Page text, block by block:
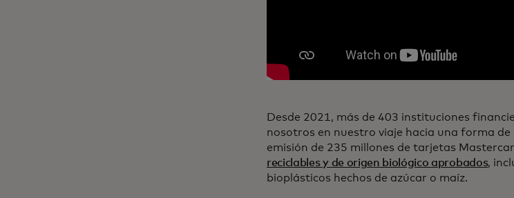
Desde 2021, más de 403 instituciones
nosotros en nuestro viaje hacia una forma
emisión de 235 millones de tarjetas
reciclables y de origen biológico aprobados,
bioplásticos hechos de azúcar o maíz.